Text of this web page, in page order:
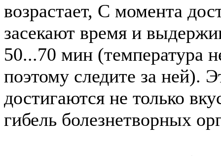
возрастает, С момента
засекают время и
50...70 мин (температура
поэтому следите за ней).
достигаются не только
гибель болезнетворных